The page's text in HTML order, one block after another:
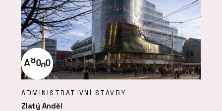
ADMINISTRATIVNÍ STAVBY
Zlatý Anděl